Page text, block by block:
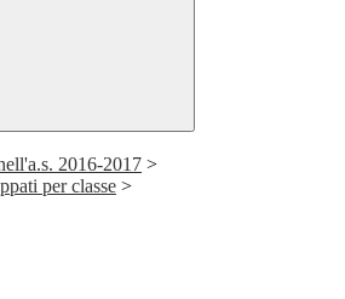
2016-2017 >
per classe >